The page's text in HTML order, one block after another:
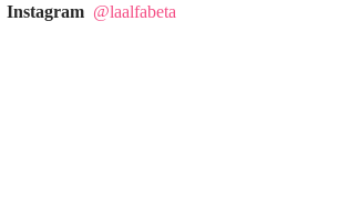
Instagram @laalfabeta